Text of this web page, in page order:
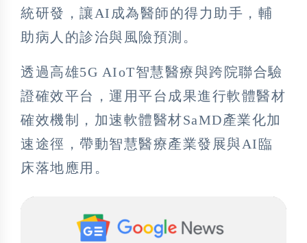
統研發，讓AI成為醫師的得力助手，輔
助病人的診治與風險預測。
透過高雄5G AIoT智慧醫療與跨院聯合驗
證確效平台，運用平台成果進行軟體醫材
確效機制，加速軟體醫材SaMD產業化加
速途徑，帶動智慧醫療產業發展與AI臨
床落地應用。